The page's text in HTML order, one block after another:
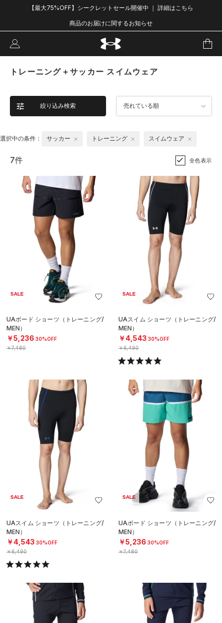
【最大75%OFF】シークレットセール開催中 ｜ 詳細はこちら
商品のお届けに関するお知らせ
トレーニング＋サッカー スイムウェア
絞り込み検索 売れている順
選択中の条件： サッカー トレーニング スイムウェア
7件 全色表示
SALE
UAボード ショーツ（トレーニング/
MEN）
￥5,236 30%OFF
￥7,480
SALE
UAスイム ショーツ（トレーニング/
MEN）
￥4,543 30%OFF
￥6,490
SALE
UAスイム ショーツ（トレーニング/
MEN）
￥4,543 30%OFF
￥6,490
SALE
UAボード ショーツ（トレーニング/
MEN）
￥5,236 30%OFF
￥7,480